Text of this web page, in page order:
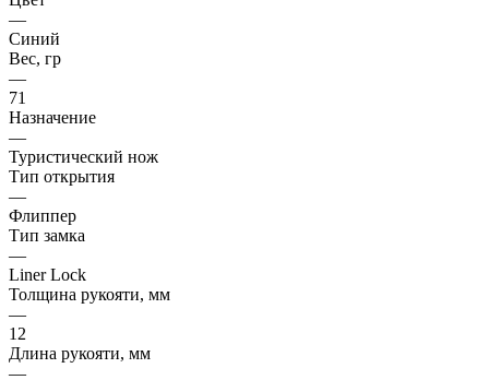
—
Синий
Вес, гр
—
71
Назначение
—
Туристический нож
Тип открытия
—
Флиппер
Тип замка
—
Liner Lock
Толщина рукояти, мм
—
12
Длина рукояти, мм
—